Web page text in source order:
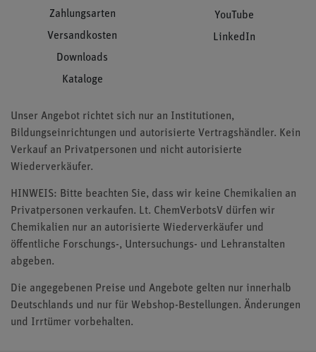
Zahlungsarten
Versandkosten
Downloads
Kataloge
YouTube
LinkedIn
Unser Angebot richtet sich nur an Institutionen,
Bildungseinrichtungen und autorisierte Vertragshändler. Kein
Verkauf an Privatpersonen und nicht autorisierte
Wiederverkäufer.
HINWEIS: Bitte beachten Sie, dass wir keine Chemikalien an
Privatpersonen verkaufen. Lt. ChemVerbotsV dürfen wir
Chemikalien nur an autorisierte Wiederverkäufer und
öffentliche Forschungs-, Untersuchungs- und Lehranstalten
abgeben.
Die angegebenen Preise und Angebote gelten nur innerhalb
Deutschlands und nur für Webshop-Bestellungen. Änderungen
und Irrtümer vorbehalten.